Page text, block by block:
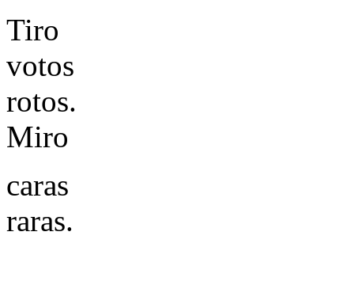
Tiro
votos
rotos.
Miro
caras
raras.